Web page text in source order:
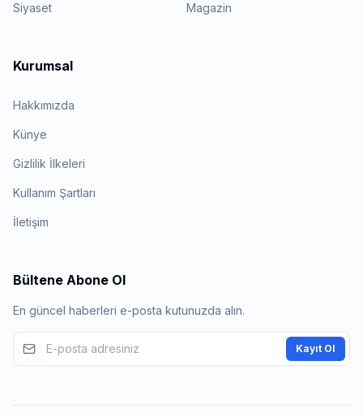
Siyaset Magazin
Kurumsal
Hakkımızda
Künye
Gizlilik İlkeleri
Kullanım Şartları
İletişim
Bültene Abone Ol
En güncel haberleri e-posta kutunuzda alın.
Kayıt Ol